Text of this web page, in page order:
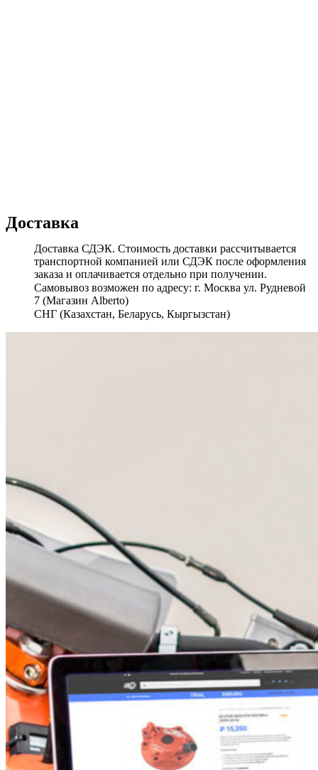
Доставка
Доставка СДЭК. Стоимость доставки рассчитывается
транспортной компанией или СДЭК после оформления
заказа и оплачивается отдельно при получении.
Самовывоз возможен по адресу: г. Москва ул. Рудневой
7 (Магазин Alberto)
СНГ (Казахстан, Беларусь, Кыргызстан)